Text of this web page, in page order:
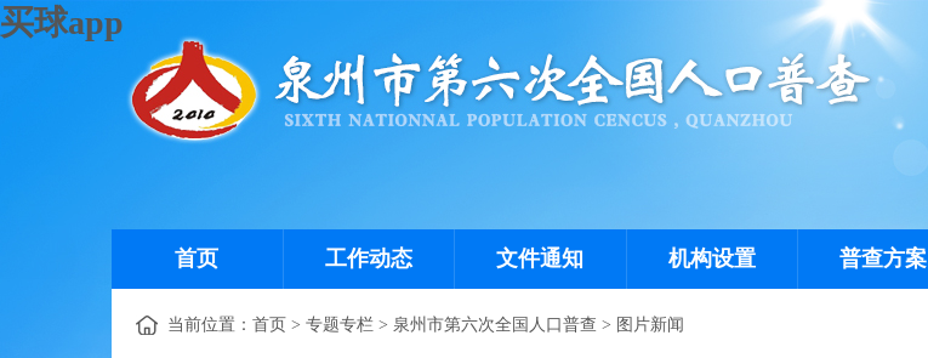
买球app
首页 工作动态 文件通知 机构设置 普查方案
当前位置： 首页 > 专题专栏 > 泉州市第六次全国人口普查 > 图片新闻